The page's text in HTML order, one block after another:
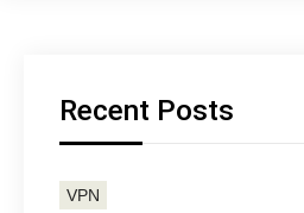
Recent Posts
VPN